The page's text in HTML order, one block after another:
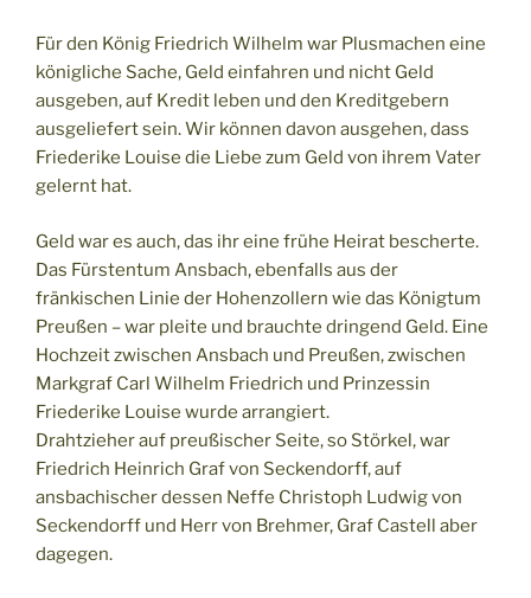
Für den König Friedrich Wilhelm war Plusmachen eine
königliche Sache, Geld einfahren und nicht Geld
ausgeben, auf Kredit leben und den Kreditgebern
ausgeliefert sein. Wir können davon ausgehen, dass
Friederike Louise die Liebe zum Geld von ihrem Vater
gelernt hat.
Geld war es auch, das ihr eine frühe Heirat bescherte.
Das Fürstentum Ansbach, ebenfalls aus der
fränkischen Linie der Hohenzollern wie das Königtum
Preußen – war pleite und brauchte dringend Geld. Eine
Hochzeit zwischen Ansbach und Preußen, zwischen
Markgraf Carl Wilhelm Friedrich und Prinzessin
Friederike Louise wurde arrangiert.
Drahtzieher auf preußischer Seite, so Störkel, war
Friedrich Heinrich Graf von Seckendorff, auf
ansbachischer dessen Neffe Christoph Ludwig von
Seckendorff und Herr von Brehmer, Graf Castell aber
dagegen.